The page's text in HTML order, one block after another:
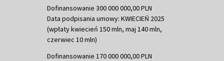
Dofinansowanie 300 000 000,00 PLN
Data podpisania umowy: KWIECIEŃ 2025
(wpłaty kwiecień 150 mln, maj 140 mln,
czerwiec 10 mln)
Dofinansowanie 170 000 000,00 PLN